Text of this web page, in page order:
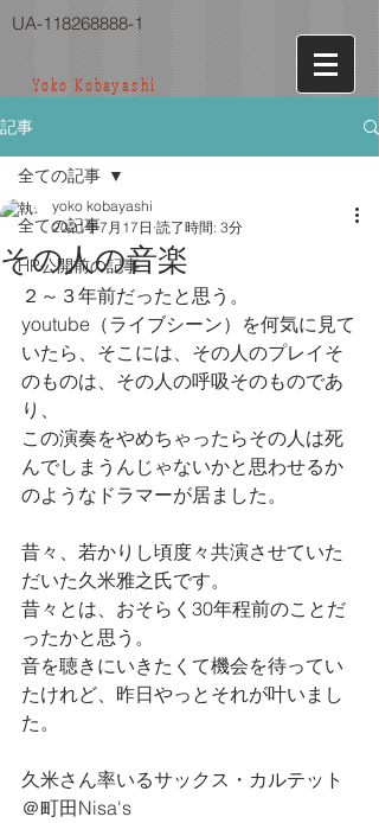
UA-118268888-1
Yoko Kobayashi
記事
全ての記事
HP公開前の記事
全ての記事
その人の音楽
yoko kobayashi
2021年7月17日 読了時間: 3分
２～３年前だったと思う。
youtube（ライブシーン）を何気に見て
いたら、そこには、その人のプレイそ
のものは、その人の呼吸そのものであ
り、
この演奏をやめちゃったらその人は死
んでしまうんじゃないかと思わせるか
のようなドラマーが居ました。
昔々、若かりし頃度々共演させていた
だいた久米雅之氏です。
昔々とは、おそらく30年程前のことだ
ったかと思う。
音を聴きにいきたくて機会を待ってい
たけれど、昨日やっとそれが叶いまし
た。
久米さん率いるサックス・カルテット
＠町田Nisa's